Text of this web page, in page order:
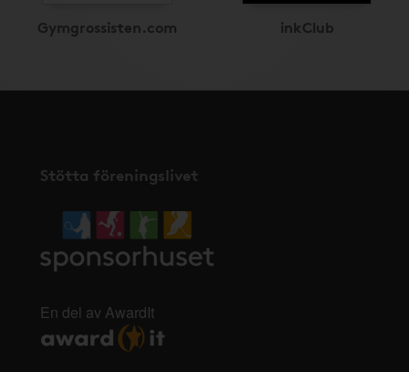
Gymgrossisten.com inkClub
Stötta föreningslivet
En del av AwardIt